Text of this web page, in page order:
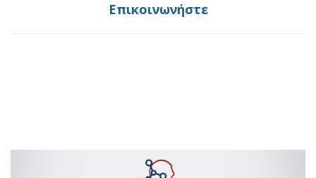
Επικοινωνήστε